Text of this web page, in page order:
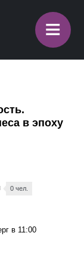
≡
в эпоху
0 чел.
в 11:00